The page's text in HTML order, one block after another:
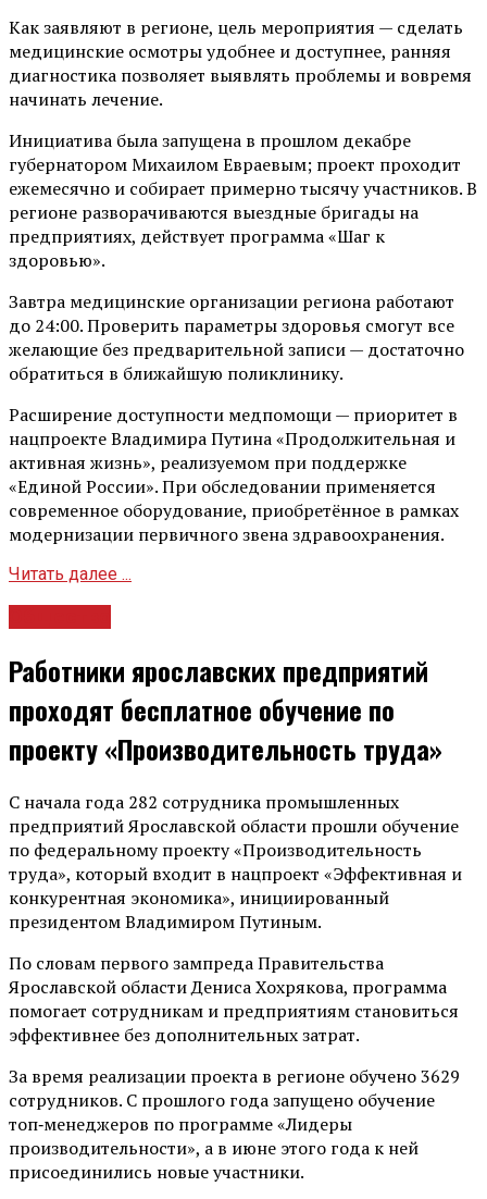
Как заявляют в регионе, цель мероприятия — сделать
медицинские осмотры удобнее и доступнее, ранняя
диагностика позволяет выявлять проблемы и вовремя
начинать лечение.
Инициатива была запущена в прошлом декабре
губернатором Михаилом Евраевым; проект проходит
ежемесячно и собирает примерно тысячу участников. В
регионе разворачиваются выездные бригады на
предприятиях, действует программа «Шаг к
здоровью».
Завтра медицинские организации региона работают
до 24:00. Проверить параметры здоровья смогут все
желающие без предварительной записи — достаточно
обратиться в ближайшую поликлинику.
Расширение доступности медпомощи — приоритет в
нацпроекте Владимира Путина «Продолжительная и
активная жизнь», реализуемом при поддержке
«Единой России». При обследовании применяется
современное оборудование, приобретённое в рамках
модернизации первичного звена здравоохранения.
Читать далее ...
Работники ярославских предприятий
проходят бесплатное обучение по
проекту «Производительность труда»
С начала года 282 сотрудника промышленных
предприятий Ярославской области прошли обучение
по федеральному проекту «Производительность
труда», который входит в нацпроект «Эффективная и
конкурентная экономика», инициированный
президентом Владимиром Путиным.
По словам первого зампреда Правительства
Ярославской области Дениса Хохрякова, программа
помогает сотрудникам и предприятиям становиться
эффективнее без дополнительных затрат.
За время реализации проекта в регионе обучено 3629
сотрудников. С прошлого года запущено обучение
топ‑менеджеров по программе «Лидеры
производительности», а в июне этого года к ней
присоединились новые участники.